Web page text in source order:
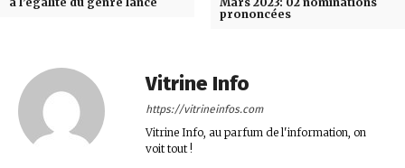
prononcées
Vitrine Info
https://vitrineinfos.com
Vitrine Info, au parfum de l'information, on
voit tout !